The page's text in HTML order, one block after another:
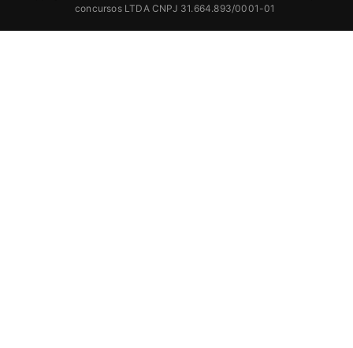
concursos LTDA CNPJ 31.664.893/0001-01